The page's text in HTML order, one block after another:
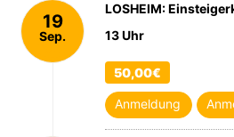
19
Sep.
2026
LOSHEIM:
13 Uhr
50,00€
Anmeldung